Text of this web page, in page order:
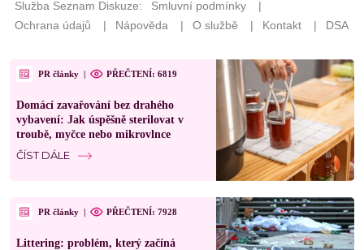
PR články | PŘEČTENÍ: 6819
Domácí zavařování bez drahého
vybavení: Jak úspěšně sterilovat v
troubě, myčce nebo mikrovlnce
ČÍST DÁLE
PR články | PŘEČTENÍ: 7928
Littering: problém, který začíná